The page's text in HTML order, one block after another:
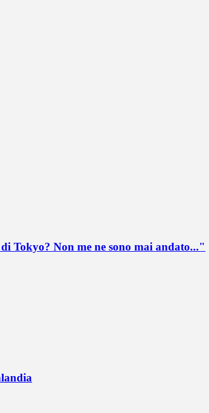
Tokyo? Non me ne sono mai andato..."